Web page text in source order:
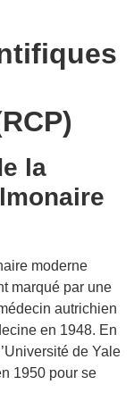
la
moderne
marqué par une
autrichien
en 1948. En
de Yale
1950 pour se